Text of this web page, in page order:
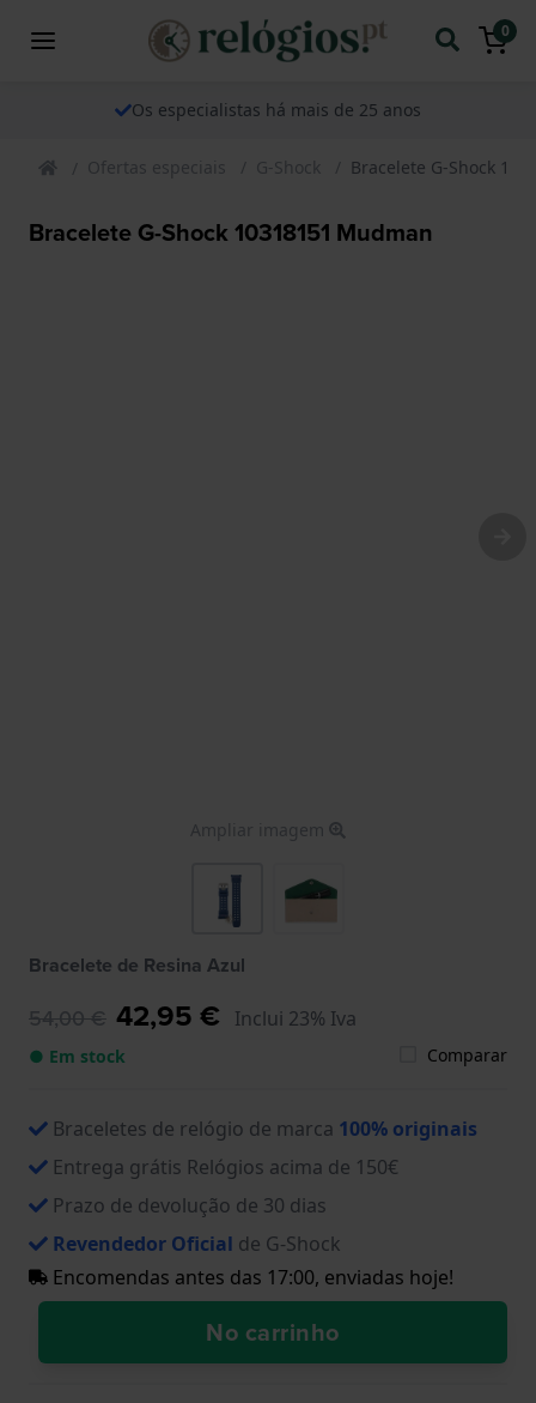
0
Os especialistas há mais de 25 anos
Ofertas especiais G-Shock Bracelete G-Shock
Bracelete G-Shock 10318151 Mudman
Ampliar imagem
Bracelete de Resina Azul
54,00 € 42,95 € Inclui 23% Iva
● Em stock Comparar
Braceletes de relógio de marca 100% originais
Entrega grátis Relógios acima de 150€
Prazo de devolução de 30 dias
Revendedor Oficial de G-Shock
Encomendas antes das 17:00, enviadas hoje!
No carrinho